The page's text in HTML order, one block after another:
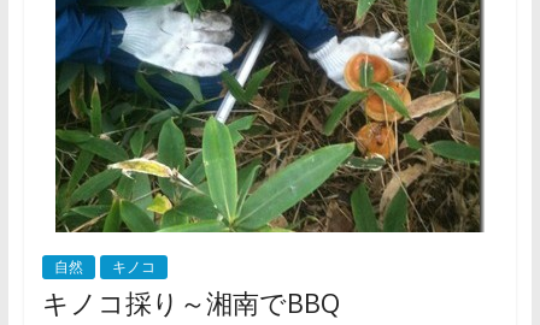
自然 キノコ
キノコ採り～湘南でBBQ